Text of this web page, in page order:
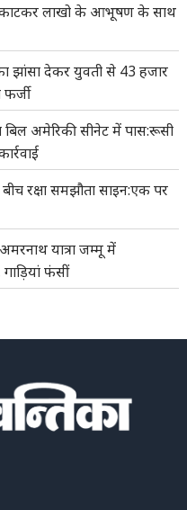
काटकर लाखो के आभूषण के साथ
झांसा देकर युवती से 43 हजार
बिल अमेरिकी सीनेट में पास:रूसी
रक्षा समझौता साइन:एक पर
यात्रा जम्मू में
गाड़ियां फंसीं